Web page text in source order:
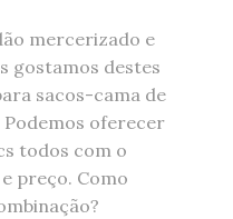
mercerizado e
gostamos destes
sacos-cama de
Podemos oferecer
todos com o
preço. Como